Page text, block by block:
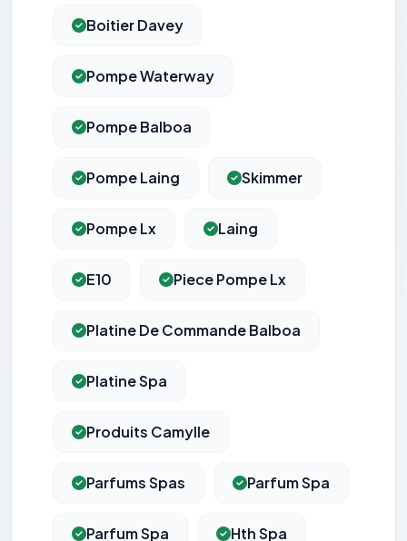
Boitier Davey
Pompe Waterway
Pompe Balboa
Pompe Laing Skimmer
Pompe Lx Laing
E10 Piece Pompe Lx
Platine De Commande Balboa
Platine Spa
Produits Camylle
Parfums Spas Parfum Spa
Parfum Spa Hth Spa